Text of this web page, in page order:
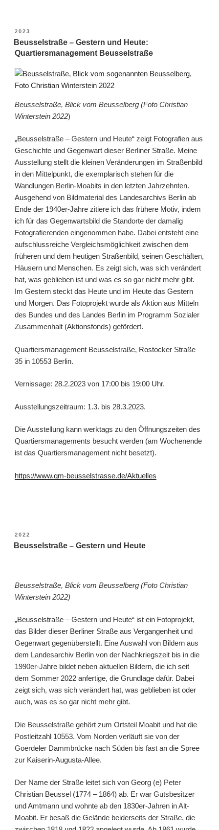
Gestern
und
Heute:
Beusselstraße“
VERÖFFENTLICHT
AM
2023
Beusselstraße – Gestern und Heute:
Quartiersmanagement Beusselstraße
Beusselstraße, Blick vom Beusselberg (Foto Christian
Winterstein 2022)
„Beusselstraße – Gestern und Heute“ zeigt Fotografien aus
Geschichte und Gegenwart dieser Berliner Straße. Meine
Ausstellung stellt die kleinen Veränderungen im Straßenbild
in den Mittelpunkt, die exemplarisch stehen für die
Wandlungen Berlin-Moabits in den letzten Jahrzehnten.
Ausgehend von Bildmaterial des Landesarchivs Berlin ab
Ende der 1940er-Jahre zitiere ich das frühere Motiv, indem
ich für das Gegenwartsbild die Standorte der damalig
Fotografierenden eingenommen habe. Dabei entsteht eine
aufschlussreiche Vergleichsmöglichkeit zwischen dem
früheren und dem heutigen Straßenbild, seinen Geschäften,
Häusern und Menschen. Es zeigt sich, was sich verändert
hat, was geblieben ist und was es so gar nicht mehr gibt.
Im Gestern steckt das Heute und im Heute das Gestern
und Morgen. Das Fotoprojekt wurde als Aktion aus Mitteln
des Bundes und des Landes Berlin im Programm Sozialer
Zusammenhalt (Aktionsfonds) gefördert.
Quartiersmanagement Beusselstraße, Rostocker Straße
35 in 10553 Berlin.
Vernissage: 28.2.2023 von 17:00 bis 19:00 Uhr.
Ausstellungszeitraum: 1.3. bis 28.3.2023.
Die Ausstellung kann werktags zu den Öffnungszeiten des
Quartiersmanagements besucht werden (am Wochenende
ist das Quartiersmanagement nicht besetzt).
https://www.qm-beusselstrasse.de/Aktuelles
VERÖFFENTLICHT
AM
2022
Beusselstraße – Gestern und Heute
Beusselstraße, Blick vom Beusselberg (Foto Christian
Winterstein 2022)
„Beusselstraße – Gestern und Heute“ ist ein Fotoprojekt,
das Bilder dieser Berliner Straße aus Vergangenheit und
Gegenwart gegenüberstellt. Eine Auswahl von Bildern aus
dem Landesarchiv Berlin von der Nachkriegszeit bis in die
1990er-Jahre bildet neben aktuellen Bildern, die ich seit
dem Sommer 2022 anfertige, die Grundlage dafür. Dabei
zeigt sich, was sich verändert hat, was geblieben ist oder
auch, was es so gar nicht mehr gibt.
Die Beusselstraße gehört zum Ortsteil Moabit und hat die
Postleitzahl 10553. Vom Norden verläuft sie von der
Goerdeler Dammbrücke nach Süden bis fast an die Spree
zur Kaiserin-Augusta-Allee.
Der Name der Straße leitet sich von Georg (e) Peter
Christian Beussel (1774 – 1864) ab. Er war Gutsbesitzer
und Amtmann und wohnte ab den 1830er-Jahren in Alt-
Moabit. Er besaß die Gelände beiderseits der Straße, die